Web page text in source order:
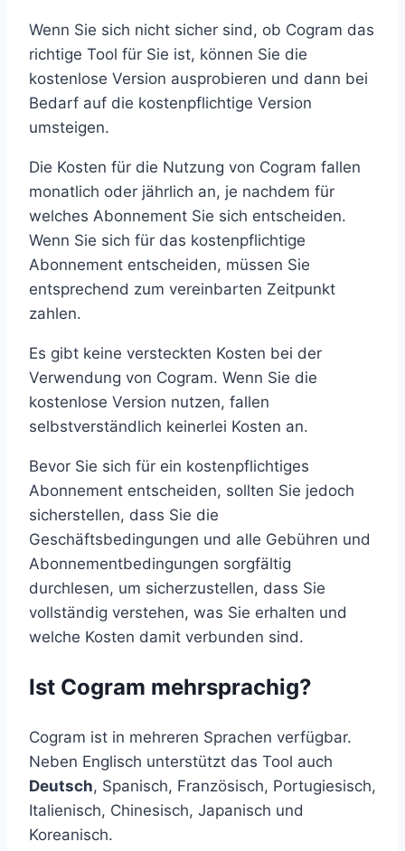
Wenn Sie sich nicht sicher sind, ob Cogram das
richtige Tool für Sie ist, können Sie die
kostenlose Version ausprobieren und dann bei
Bedarf auf die kostenpflichtige Version
umsteigen.
Die Kosten für die Nutzung von Cogram fallen
monatlich oder jährlich an, je nachdem für
welches Abonnement Sie sich entscheiden.
Wenn Sie sich für das kostenpflichtige
Abonnement entscheiden, müssen Sie
entsprechend zum vereinbarten Zeitpunkt
zahlen.
Es gibt keine versteckten Kosten bei der
Verwendung von Cogram. Wenn Sie die
kostenlose Version nutzen, fallen
selbstverständlich keinerlei Kosten an.
Bevor Sie sich für ein kostenpflichtiges
Abonnement entscheiden, sollten Sie jedoch
sicherstellen, dass Sie die
Geschäftsbedingungen und alle Gebühren und
Abonnementbedingungen sorgfältig
durchlesen, um sicherzustellen, dass Sie
vollständig verstehen, was Sie erhalten und
welche Kosten damit verbunden sind.
Ist Cogram mehrsprachig?
Cogram ist in mehreren Sprachen verfügbar.
Neben Englisch unterstützt das Tool auch
Deutsch, Spanisch, Französisch, Portugiesisch,
Italienisch, Chinesisch, Japanisch und
Koreanisch.